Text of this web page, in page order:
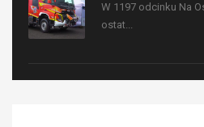
W 1197 odcinku Na
ostat...